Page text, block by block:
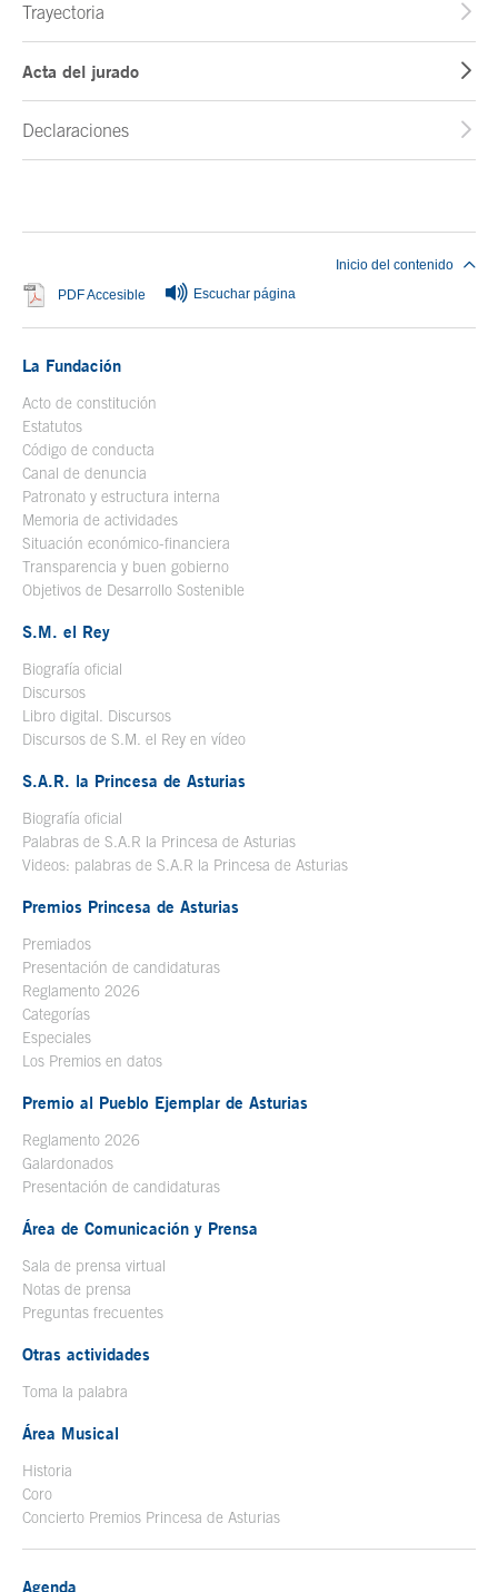
Trayectoria
Acta del jurado
Declaraciones
PDF Accesible Se abre en ventana nueva
Escuchar página
Inicio del contenido
La Fundación
Acto de constitución
Estatutos
Código de conducta
Canal de denuncia
Patronato y estructura interna
Memoria de actividades
Situación económico-financiera
Transparencia y buen gobierno
Objetivos de Desarrollo Sostenible
S.M. el Rey
Biografía oficial
Discursos
Libro digital. Discursos
Discursos de S.M. el Rey en vídeo
S.A.R. la Princesa de Asturias
Biografía oficial
Palabras de S.A.R la Princesa de Asturias
Videos: palabras de S.A.R la Princesa de Asturias
Premios Princesa de Asturias
Premiados
Presentación de candidaturas
Reglamento 2026
Categorías
Especiales
Los Premios en datos
Premio al Pueblo Ejemplar de Asturias
Reglamento 2026
Galardonados
Presentación de candidaturas
Área de Comunicación y Prensa
Sala de prensa virtual
Notas de prensa
Preguntas frecuentes
Otras actividades
Toma la palabra
Área Musical
Historia
Coro
Concierto Premios Princesa de Asturias
Agenda